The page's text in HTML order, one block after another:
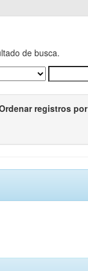
de busca.
registros por